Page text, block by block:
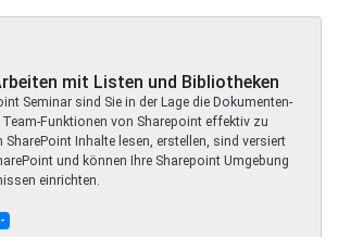
mit Listen und Bibliotheken
Seminar sind Sie in der Lage die Dokumenten-
Funktionen von Sharepoint effektiv zu
SharePoint Inhalte lesen, erstellen, sind versiert
und können Ihre Sharepoint Umgebung
einrichten.